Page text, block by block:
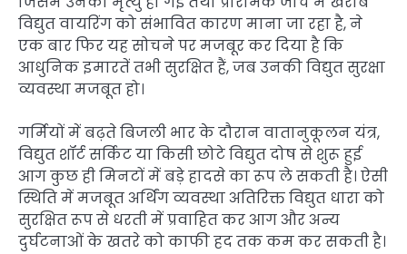
विद्युत वायरिंग को संभावित कारण माना जा रहा है, ने
एक बार फिर यह सोचने पर मजबूर कर दिया है कि
आधुनिक इमारतें तभी सुरक्षित हैं, जब उनकी विद्युत सुरक्षा
व्यवस्था मजबूत हो।
गर्मियों में बढ़ते बिजली भार के दौरान वातानुकूलन यंत्र,
विद्युत शॉर्ट सर्किट या किसी छोटे विद्युत दोष से शुरू हुई
आग कुछ ही मिनटों में बड़े हादसे का रूप ले सकती है। ऐसी
स्थिति में मजबूत अर्थिंग व्यवस्था अतिरिक्त विद्युत धारा को
सुरक्षित रूप से धरती में प्रवाहित कर आग और अन्य
दुर्घटनाओं के खतरे को काफी हद तक कम कर सकती है।